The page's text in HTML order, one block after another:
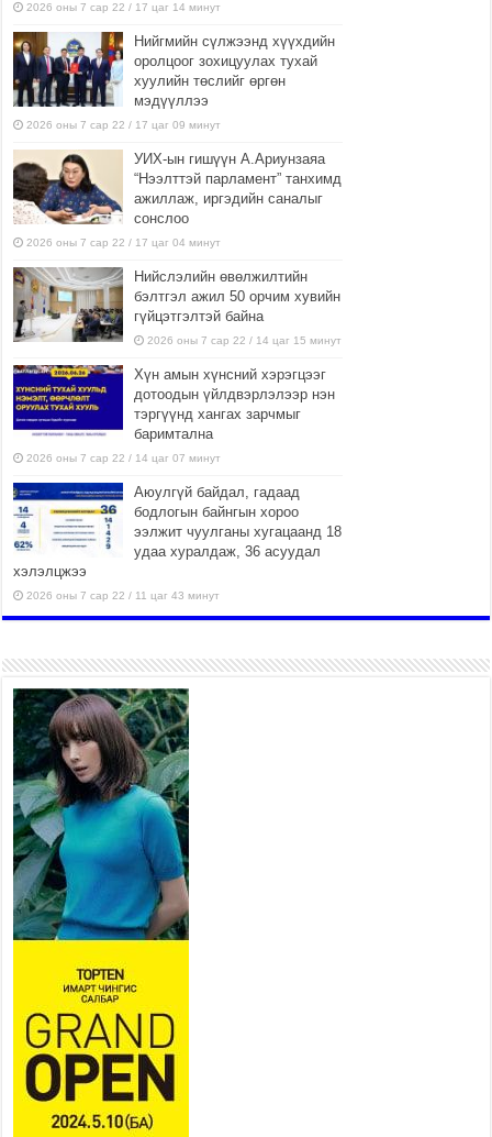
2026 оны 7 сар 22 / 17 цаг 14 минут
Нийгмийн сүлжээнд хүүхдийн
оролцоог зохицуулах тухай
хуулийн төслийг өргөн
мэдүүллээ
2026 оны 7 сар 22 / 17 цаг 09 минут
УИХ-ын гишүүн А.Ариунзаяа
“Нээлттэй парламент” танхимд
ажиллаж, иргэдийн саналыг
сонслоо
2026 оны 7 сар 22 / 17 цаг 04 минут
Нийслэлийн өвөлжилтийн
бэлтгэл ажил 50 орчим хувийн
гүйцэтгэлтэй байна
2026 оны 7 сар 22 / 14 цаг 15 минут
Хүн амын хүнсний хэрэгцээг
дотоодын үйлдвэрлэлээр нэн
тэргүүнд хангах зарчмыг
баримтална
2026 оны 7 сар 22 / 14 цаг 07 минут
Аюулгүй байдал, гадаад
бодлогын байнгын хороо
ээлжит чуулганы хугацаанд 18
удаа хуралдаж, 36 асуудал
хэлэлцжээ
2026 оны 7 сар 22 / 11 цаг 43 минут
боломжтой-Хүүхэд хөгжүүлэх
төв” байгуулах төсөлд төр,
хувийн хэвшлийн түншлэлийн хүрээнд хамтран
ажиллахыг урьж байна
2026 оны 7 сар 22 / 9 цаг 28 минут
Б.Пүрэвдагва: “Урт цагаан”-ыг залуучууд чөлөөт
цагаа өнгөрүүлдэг, жуулчид зорьж ирдэг цэг
болгоно
2026 оны 7 сар 21 / 16 цаг 47 минут
Тусгай замын автобус /BRT/ төслийн удирдах
хорооны ээлжит хуралдаан боллоо
2026 оны 7 сар 21 / 16 цаг 43 минут
Ерөнхий сайд Н.Учрал БНХАУ-аас Монгол Улсад
суугаа Элчин сайд Шэнь Миньжюанийг хүлээн
авч уулзав
2026 оны 7 сар 21 / 16 цаг 39 минут
БҮГД НАЙРАМДАХ ТАЖИКИСТАН УЛСТАЙ
ЭДИЙН ЗАСГИЙН ХАМТЫН АЖИЛЛАГААГ
ӨРГӨЖҮҮЛНЭ
2026 оны 7 сар 21 / 16 цаг 34 минут